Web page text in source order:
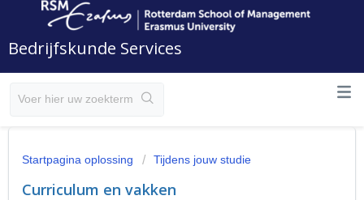
Bedrijfskunde Services
Startpagina oplossing Tijdens jouw studie
Curriculum en vakken